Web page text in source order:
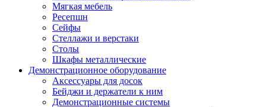
Мягкая мебель
Ресепшн
Сейфы
Стеллажи и верстаки
Столы
Шкафы металлические
Демонстрационное оборудование
Аксессуары для досок
Бейджи и держатели к ним
Демонстрационные системы